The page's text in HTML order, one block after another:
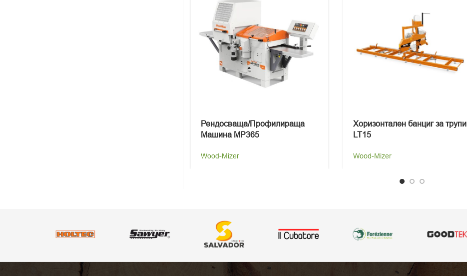
Рендосваща/Профилираща
Машина MP365
Wood-Mizer
Хоризонтален банциг за трупи
LT15
Wood-Mizer